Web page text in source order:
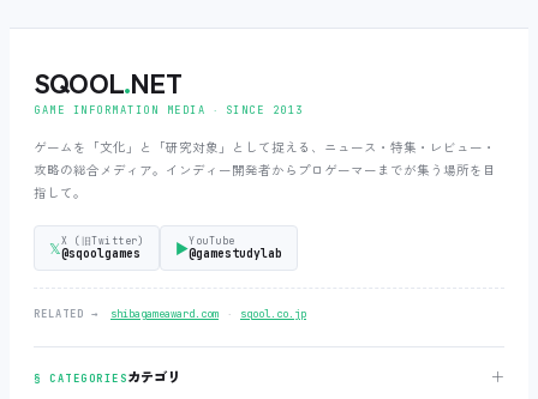
SQOOL.NET
GAME INFORMATION MEDIA ‧ SINCE 2013
ゲームを「文化」と「研究対象」として捉える、ニュース・特集・レビュー・
攻略の総合メディア。インディー開発者からプロゲーマーまでが集う場所を目
指して。
𝕏X (旧Twitter)
@sqoolgames ▶YouTube
@gamestudylab
RELATED → shibagameaward.com ‧ sqool.co.jp
§ CATEGORIESカテゴリ ＋